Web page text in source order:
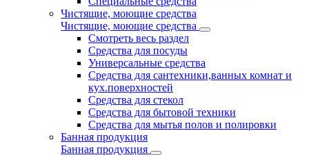
Чистящие, моющие средства
Чистящие, моющие средства
Смотреть весь раздел
Средства для посуды
Универсальные средства
Средства для сантехники,ванных комнат и
кух.поверхностей
Средства для стекол
Средства для бытовой техники
Средства для мытья полов и полировки
Банная продукция
Банная продукция